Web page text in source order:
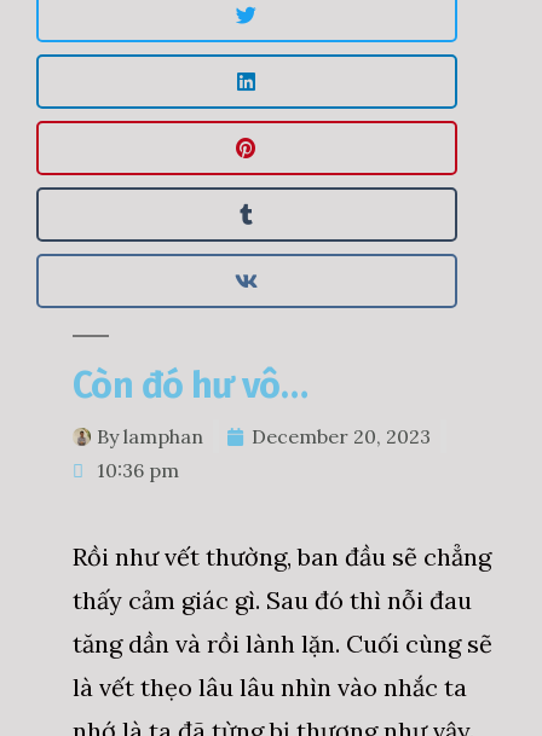
Còn đó hư vô…
Bylamphan
December 20, 2023
10:36 pm
Rồi như vết thường, ban đầu sẽ chẳng
thấy cảm giác gì. Sau đó thì nỗi đau
tăng dần và rồi lành lặn. Cuối cùng sẽ
là vết thẹo lâu lâu nhìn vào nhắc ta